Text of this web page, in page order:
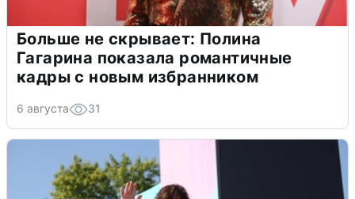
Больше не скрывает: Полина
Гагарина показала романтичные
кадры с новым избранником
6 августа 31